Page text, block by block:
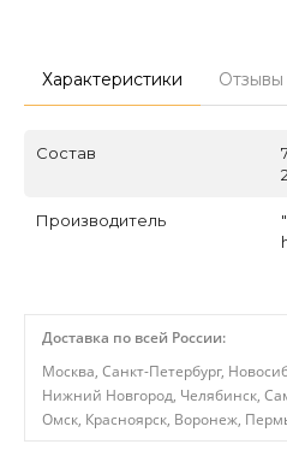
Характеристики Отзывы
Состав
Производитель
Доставка по всей России:
Москва, Санкт-Петербург,
Нижний Новгород, Челябинск,
Омск, Красноярск, Воронеж,